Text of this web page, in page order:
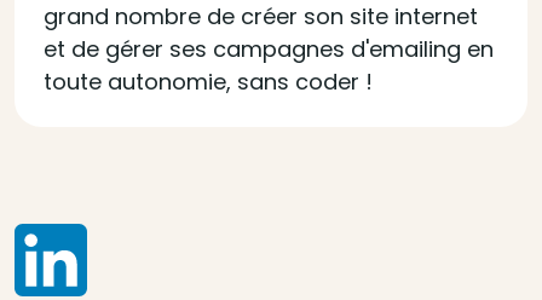
grand nombre de créer son site internet
et de gérer ses campagnes d'emailing en
toute autonomie, sans coder !